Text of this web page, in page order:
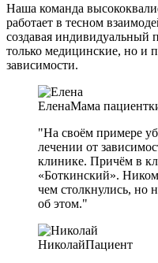
Наша команда
работает в тесном
создавая
только медицинские, но и
зависимости.
ЕленаМама
"На своём примере
лечении от
клинике. Причём в
«Боткинский».
чем столкнулись, но
об этом."
НиколайПациент